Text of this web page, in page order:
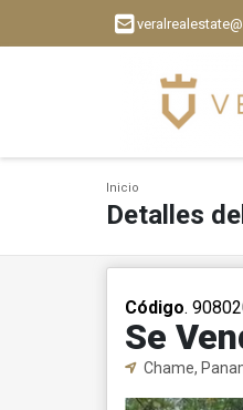
Inicio
Detalles
Código.
Se
Chame,